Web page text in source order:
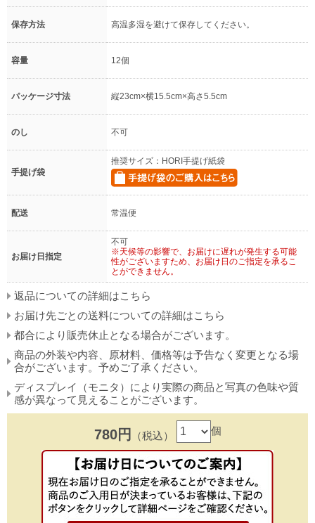
保存方法 高温多湿を避けて保存してください。
容量 12個
パッケージ寸法 縦23cm×横15.5cm×高さ5.5cm
のし 不可
手提げ袋
推奨サイズ：HORI手提げ紙袋
配送 常温便
お届け日指定
不可
※天候等の影響で、お届けに遅れが発生する可能
性がございますため、お届け日のご指定を承るこ
とができません。
返品についての詳細はこちら
お届け先ごとの送料についての詳細はこちら
都合により販売休止となる場合がございます。
商品の外装や内容、原材料、価格等は予告なく変更となる場
合がございます。予めご了承ください。
ディスプレイ（モニタ）により実際の商品と写真の色味や質
感が異なって見えることがございます。
780円 （税込） 個